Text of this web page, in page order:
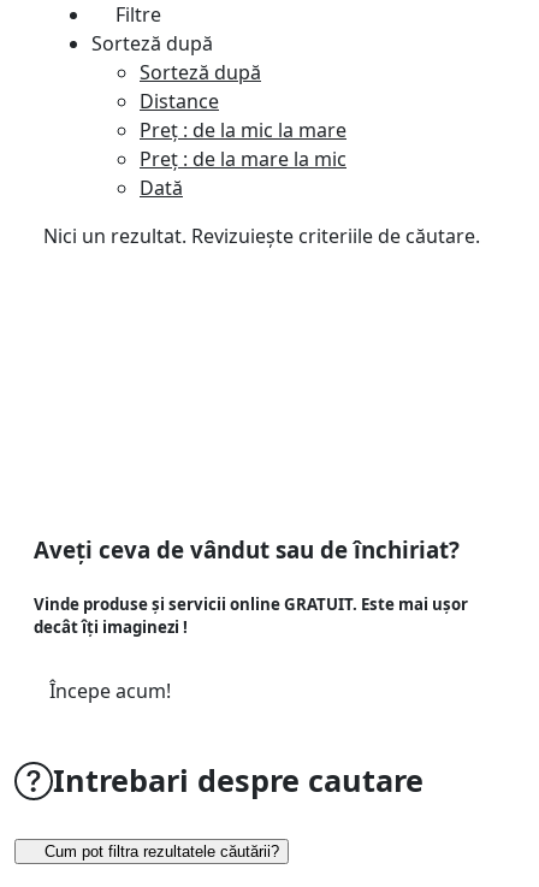
Filtre
Sorteză după
Sorteză după
Distance
Preț : de la mic la mare
Preț : de la mare la mic
Dată
Nici un rezultat. Revizuiește criteriile de căutare.
Aveți ceva de vândut sau de închiriat?
Vinde produse și servicii online GRATUIT. Este mai ușor
decât îți imaginezi !
Începe acum!
Intrebari despre cautare
Cum pot filtra rezultatele căutării?